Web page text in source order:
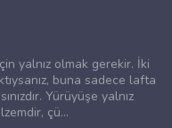
yalnız olmak gerekir. İki
buna sadece lafta
Yürüyüşe yalnız
çü...